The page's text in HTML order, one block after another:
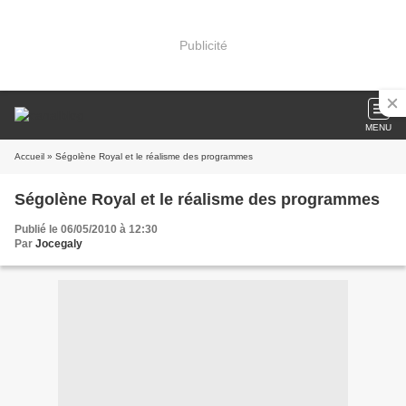
Publicité
MENU
Accueil » Ségolène Royal et le réalisme des programmes
Ségolène Royal et le réalisme des programmes
Publié le 06/05/2010 à 12:30
Par Jocegaly